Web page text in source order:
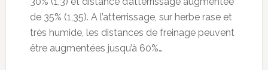
de 35% (1,35). A l’atterrissage, sur herbe rase et
très humide, les distances de freinage peuvent
être augmentées jusqu’à 60%…